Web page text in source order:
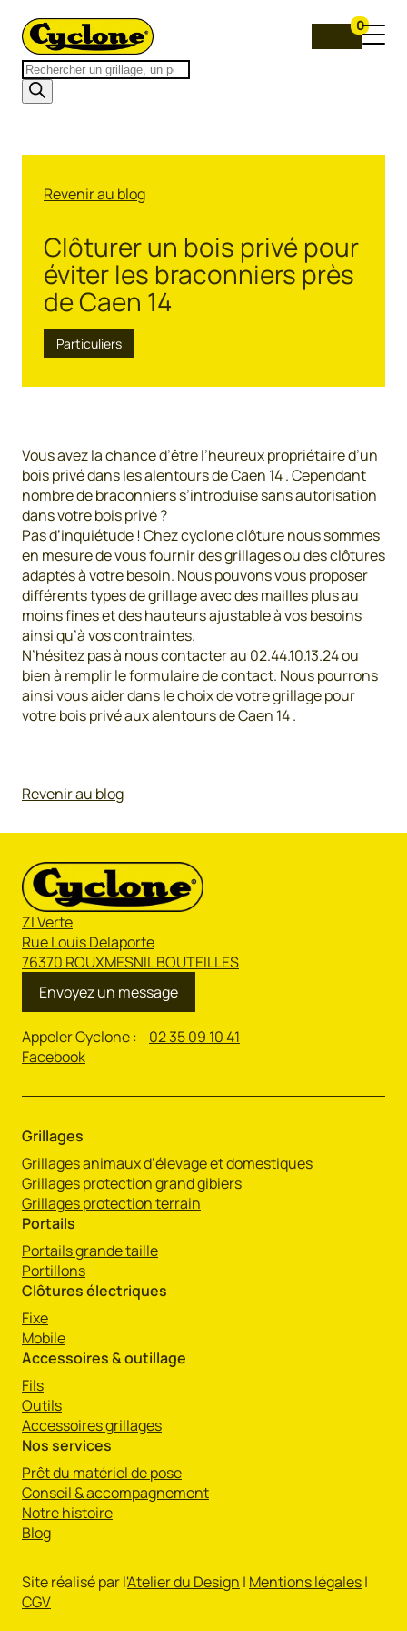
Recherche
de
produits
0
Revenir au blog
Clôturer un bois privé pour
éviter les braconniers près
de Caen 14
Particuliers
Vous avez la chance d’être l’heureux propriétaire d’un
bois privé dans les alentours de Caen 14 . Cependant
nombre de braconniers s’introduise sans autorisation
dans votre bois privé ?
Pas d’inquiétude ! Chez cyclone clôture nous sommes
en mesure de vous fournir des grillages ou des clôtures
adaptés à votre besoin. Nous pouvons vous proposer
différents types de grillage avec des mailles plus au
moins fines et des hauteurs ajustable à vos besoins
ainsi qu’à vos contraintes.
N’hésitez pas à nous contacter au 02.44.10.13.24 ou
bien à remplir le formulaire de contact. Nous pourrons
ainsi vous aider dans le choix de votre grillage pour
votre bois privé aux alentours de Caen 14 .
Revenir au blog
ZI Verte
Rue Louis Delaporte
76370 ROUXMESNIL BOUTEILLES
Envoyez un message
Appeler Cyclone : 02 35 09 10 41
Facebook
Grillages
Grillages animaux d’élevage et domestiques
Grillages protection grand gibiers
Grillages protection terrain
Portails
Portails grande taille
Portillons
Clôtures électriques
Fixe
Mobile
Accessoires & outillage
Fils
Outils
Accessoires grillages
Nos services
Prêt du matériel de pose
Conseil & accompagnement
Notre histoire
Blog
Site réalisé par l'Atelier du Design | Mentions légales|
CGV